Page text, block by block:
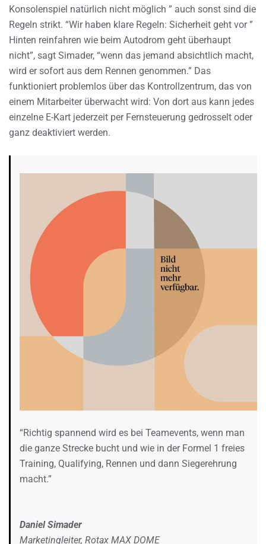
Konsolenspiel natürlich nicht möglich ” auch sonst sind die
Regeln strikt. “Wir haben klare Regeln: Sicherheit geht vor ”
Hinten reinfahren wie beim Autodrom geht überhaupt
nicht”, sagt Simader, “wenn das jemand absichtlich macht,
wird er sofort aus dem Rennen genommen.” Das
funktioniert problemlos über das Kontrollzentrum, das von
einem Mitarbeiter überwacht wird: Von dort aus kann jedes
einzelne E-Kart jederzeit per Fernsteuerung gedrosselt oder
ganz deaktiviert werden.
“Richtig spannend wird es bei Teamevents, wenn man
die ganze Strecke bucht und wie in der Formel 1 freies
Training, Qualifying, Rennen und dann Siegerehrung
macht.”
Daniel Simader
Marketingleiter, Rotax MAX DOME